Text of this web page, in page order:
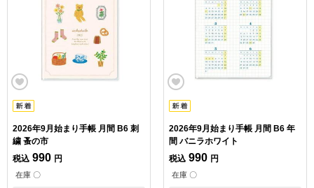
2026年9月始まり手帳 月間 B6 刺
繍 蚤の市
税込 990 円
在庫 〇
2026年9月始まり手帳 月間 B6 年
間 バニラホワイト
税込 990 円
在庫 〇